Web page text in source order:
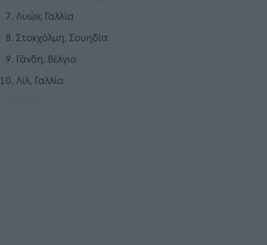
Λυών, Γαλλία
Στοκχόλμη, Σουηδία
Γάνδη, Βέλγιο
Λιλ, Γαλλία